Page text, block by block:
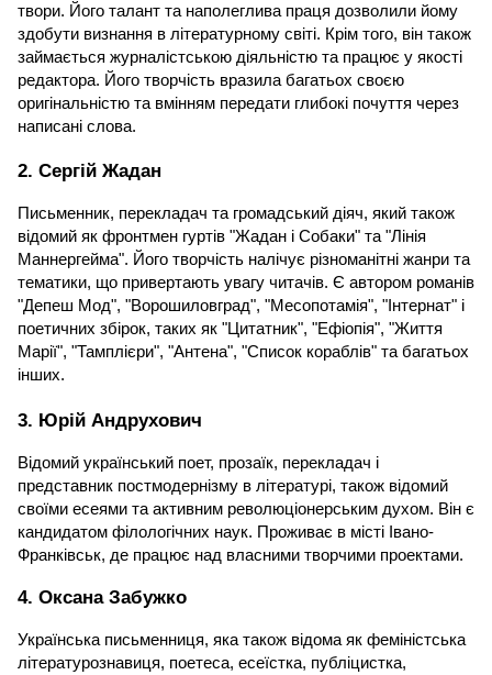
твори. Його талант та наполеглива праця дозволили йому
здобути визнання в літературному світі. Крім того, він також
займається журналістською діяльністю та працює у якості
редактора. Його творчість вразила багатьох своєю
оригінальністю та вмінням передати глибокі почуття через
написані слова.
2. Сергій Жадан
Письменник, перекладач та громадський діяч, який також
відомий як фронтмен гуртів "Жадан і Собаки" та "Лінія
Маннергейма". Його творчість налічує різноманітні жанри та
тематики, що привертають увагу читачів. Є автором романів
"Депеш Мод", "Ворошиловград", "Месопотамія", "Інтернат" і
поетичних збірок, таких як "Цитатник", "Ефіопія", "Життя
Марії", "Тамплієри", "Антена", "Список кораблів" та багатьох
інших.
3. Юрій Андрухович
Відомий український поет, прозаїк, перекладач і
представник постмодернізму в літературі, також відомий
своїми есеями та активним революціонерським духом. Він є
кандидатом філологічних наук. Проживає в місті Івано-
Франківськ, де працює над власними творчими проектами.
4. Оксана Забужко
Українська письменниця, яка також відома як феміністська
літературознавиця, поетеса, есеїстка, публіцистка,